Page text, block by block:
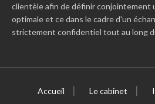
clientèle afin de définir conjointement
optimale et ce dans le cadre d'un
strictement confidentiel tout au long
Accueil Le cabinet